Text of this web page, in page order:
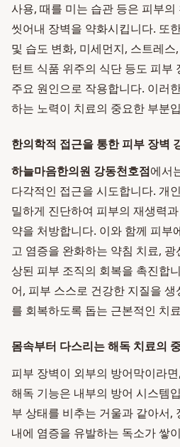
사용, 때를 미는 습관 등은 피부
씻어내 장벽을 약화시킵니다. 또
및 습도 변화, 미세먼지, 스트레
턴트 식품 위주의 식단 등도 피부
주요 원인으로 작용합니다. 이러
하는 노력이 치료의 중요한 부분
한의학적 접근을 통한 피부 장벽
하늘마음한의원 강동천호점에서
다각적인 접근을 시도합니다. 개
밀하게 진단하여 피부의 재생력
약을 처방합니다. 이와 함께 피부
고 염증을 완화하는 약침 치료,
상된 피부 조직의 회복을 촉진합
어, 피부 스스로 건강한 지질을
를 회복하도록 돕는 근본적인 치
몸속부터 다스리는 해독 치료의
피부 장벽이 외부의 방어막이라
해독 기능은 내부의 방어 시스템
부 상태를 비추는 거울과 같아서,
내에 염증을 유발하는 독소가 쌓